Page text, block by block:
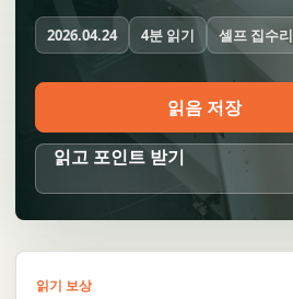
2026.04.24 4분 읽기 셀프 집수리
읽음 저장
읽고 포인트 받기
읽기 보상